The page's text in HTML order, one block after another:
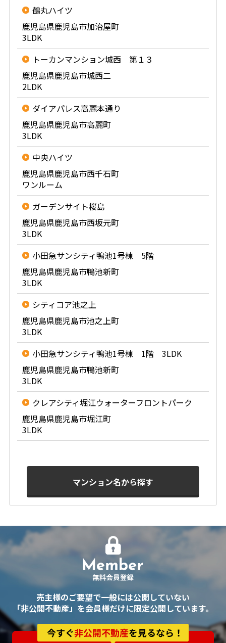
鶴丸ハイツ
鹿児島県鹿児島市加治屋町
3LDK
トーカンマンション城西 第１３
鹿児島県鹿児島市城西二
2LDK
ダイアパレス高麗本通り
鹿児島県鹿児島市高麗町
3LDK
中央ハイツ
鹿児島県鹿児島市西千石町
ワンルーム
ガーデンサイト桜島
鹿児島県鹿児島市西坂元町
3LDK
小田急サンシティ鴨池1号棟 5階
鹿児島県鹿児島市鴨池新町
3LDK
シティコア池之上
鹿児島県鹿児島市池之上町
3LDK
小田急サンシティ鴨池1号棟 1階 3LDK
鹿児島県鹿児島市鴨池新町
3LDK
クレアシティ堀江ウォーターフロントパーク
鹿児島県鹿児島市堀江町
3LDK
マンション名から探す
売主様のご要望で一般には公開していない
「非公開不動産」を会員様だけに限定公開しています。